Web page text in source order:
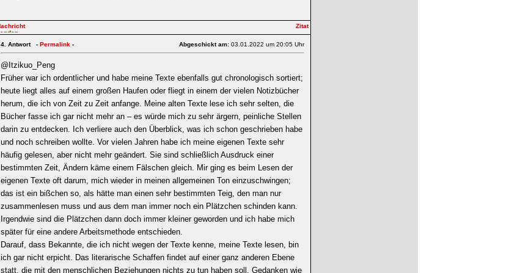
4. Antwort - Permalink - Abgeschickt am: 03.01.2022 um 20:05 Uhr
@Itzikuo_Peng
Früher war ich ordentlicher und habe meine Texte ebenfalls gut chronologisch sortiert;
heute liegt alles auf einem großen Haufen oder fliegt in einem der vielen Notizbücher
herum, die ich von Zeit zu Zeit anfange. Meine alten Texte lese ich sehr selten, die
Bücher fasse ich gar nicht mehr an – es würde mich zu sehr ärgern, peinliche Stellen
darin zu entdecken. Ich verliere auch den Überblick, was ich schon geschrieben habe
und noch schreiben wollte. Vor vielen Jahren habe ich meine eigenen Texte sehr
häufig gelesen, aber nicht mehr geändert. Sie sind schließlich Ausdruck einer
bestimmten Zeit, Ändern käme einem Fälschen gleich. Mir ging es beim Lesen der
eigenen Texte oft darum, mich wieder in meinen allgemeinen Ton einzuschwingen;
das ist ein bißchen so, als hätte man einen sehr bestimmten Teig, den man nur
zusammenlesen muss und aus dem man immer noch ein Plätzchen schinden kann.
Irgendwie sind die Plätzchen dann doch immer kleiner geworden und ich habe mich
später für eine andere Arbeitsmethode entschieden.
Darauf, dass Bekannte, die ich nicht wegen der Texte kenne, meine Texte lesen, bin
ich gar nicht erpicht. Das literarische Schaffen findet auf einer ganz anderen Ebene
statt, die mit den menschlichen Beziehungen nichts zu tun haben soll. Gedanken wie